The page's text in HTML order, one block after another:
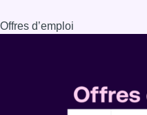
Offres d’emploi